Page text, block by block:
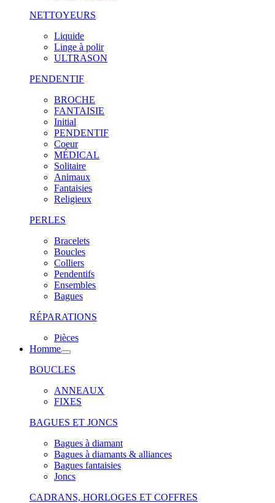
NETTOYEURS
Liquide
Linge à polir
ULTRASON
PENDENTIF
BROCHE
FANTAISIE
Initial
PENDENTIF
Coeur
MÉDICAL
Solitaire
Animaux
Fantaisies
Religieux
PERLES
Bracelets
Boucles
Colliers
Pendentifs
Ensembles
Bagues
RÉPARATIONS
Pièces
Homme
BOUCLES
ANNEAUX
FIXES
BAGUES ET JONCS
Bagues à diamant
Bagues à diamants & alliances
Bagues fantaisies
Joncs
CADRANS, HORLOGES ET COFFRES